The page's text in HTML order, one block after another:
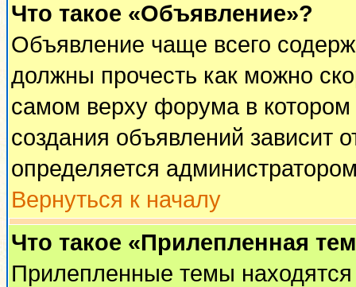
Что такое «Объявление»?
Объявление чаще всего
должны прочесть как можно
самом верху форума в
создания объявлений зависит
определяется
Вернуться к началу
Что такое «Прилепленная
Прилепленные темы